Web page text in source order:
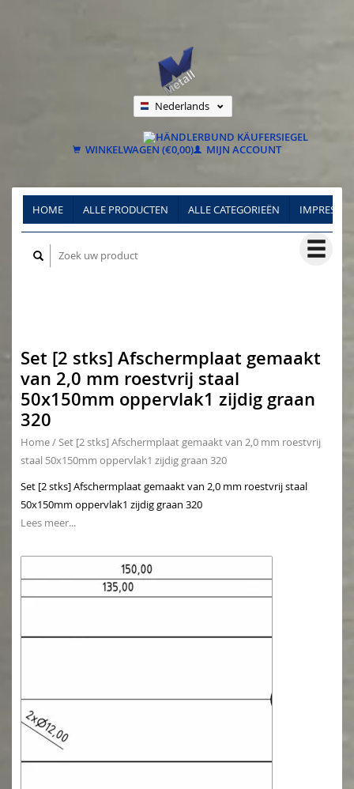
Nederlands
Français
WINKELWAGEN (€0,00) MIJN ACCOUNT
HOME ALLE PRODUCTEN ALLE CATEGORIEËN
Set [2 stks] Afschermplaat gemaakt
van 2,0 mm roestvrij staal
50x150mm oppervlak1 zijdig graan
320
Home/Set [2 stks] Afschermplaat gemaakt van 2,0 mm roestvrij
staal 50x150mm oppervlak1 zijdig graan 320
Set [2 stks] Afschermplaat gemaakt van 2,0 mm roestvrij staal
50x150mm oppervlak1 zijdig graan 320
Lees meer...